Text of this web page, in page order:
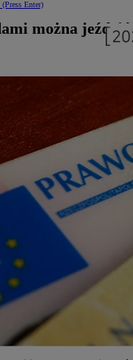
(Press Enter)
można